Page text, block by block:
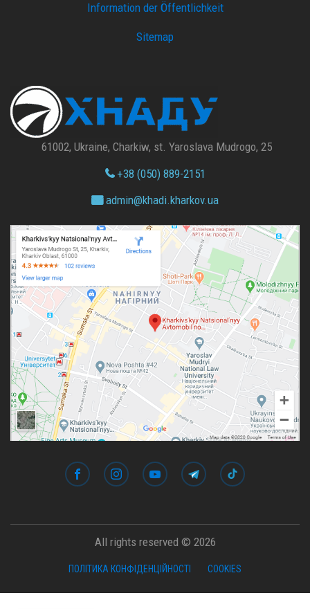
Information der Öffentlichkeit
Sitemap
61002, Ukraine, Charkiw, st. Yaroslava Mudrogo, 25
+38 (050) 889-2151
admin@khadi.kharkov.ua
All rights reserved © 2026
ПОЛІТИКА КОНФІДЕНЦІЙНОСТІ COOKIES